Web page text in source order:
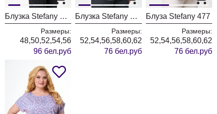
Блузка Stefany 496
Размеры:
48,50,52,54,56
96 бел.руб
Блузка Stefany 477 белый
Размеры:
52,54,56,58,60,62
76 бел.руб
Блуза Stefany 477
Размеры:
52,54,56,58,60,62
76 бел.руб